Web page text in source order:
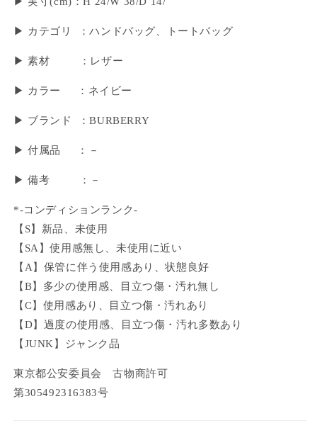
▶ カテゴリ ：ハンドバッグ、トートバッグ
▶ 素材 ：レザー
▶ カラー ：ネイビー
▶ ブランド ：BURBERRY
▶ 付属品 ：－
▶︎ 備考 ：－
*-コンディションランク-
【S】新品、未使用
【SA】使用感無し、未使用に近い
【A】保管に伴う使用感あり、状態良好
【B】多少の使用感、目立つ傷・汚れ無し
【C】使用感あり、目立つ傷・汚れあり
【D】過度の使用感、目立つ傷・汚れ多数あり
【JUNK】ジャンク品
東京都公安委員会 古物商許可
第305492316383号